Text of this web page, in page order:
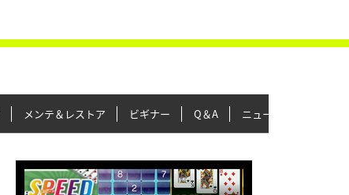
メンテ＆レストア ビギナー Q＆A ニュース＆トピックス